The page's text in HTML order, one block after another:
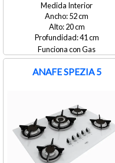
Medida Interior
52
20
41
Gas
ANAFE SPEZIA 5